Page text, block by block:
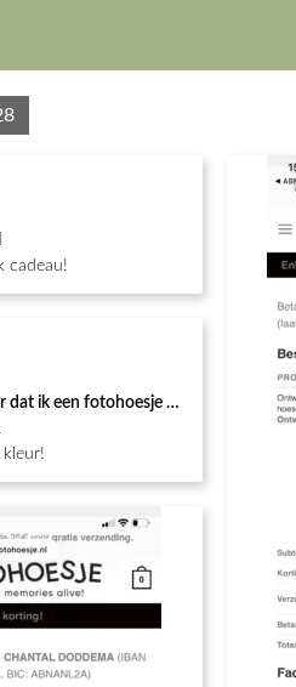
cadeau!
dat ik een fotohoesje en het is
kleur!